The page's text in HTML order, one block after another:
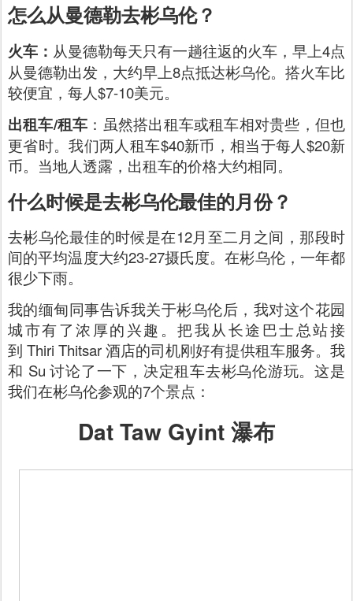
怎么从曼德勒去彬乌伦？
火车： 从曼德勒每天只有一趟往返的火车，早上4点
从曼德勒出发，大约早上8点抵达彬乌伦。搭火车比
较便宜，每人$7-10美元。
出租车/租车 ：虽然搭出租车或租车相对贵些，但也
更省时。我们两人租车$40新币，相当于每人$20新
币。当地人透露，出租车的价格大约相同。
什么时候是去彬乌伦最佳的月份？
去彬乌伦最佳的时候是在12月至二月之间，那段时
间的平均温度大约23-27摄氏度。在彬乌伦，一年都
很少下雨。
我的缅甸同事告诉我关于彬乌伦后，我对这个花园
城市有了浓厚的兴趣。把我从长途巴士总站接
到 Thiri Thitsar 酒店的司机刚好有提供租车服务。我
和 Su 讨论了一下，决定租车去彬乌伦游玩。这是
我们在彬乌伦参观的7个景点：
Dat Taw Gyint 瀑布